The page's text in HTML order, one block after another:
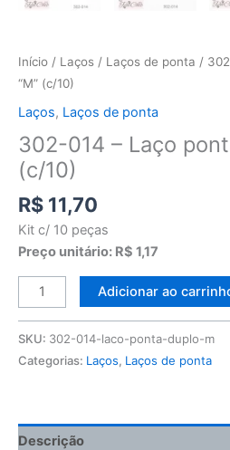
Início / Laços / Laços de ponta /
“M” (c/10)
Laços, Laços de ponta
302-014 – Laço
(c/10)
R$ 11,70
Kit c/ 10 peças
Preço unitário: R$ 1,17
Adicionar ao
SKU: 302-014-laco-ponta-duplo-m
Categorias: Laços, Laços de ponta
Descrição